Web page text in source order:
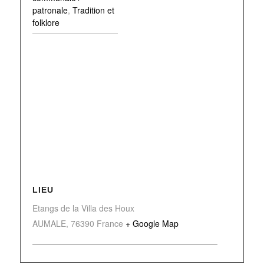
patronale, Tradition et
folklore
LIEU
Etangs de la Villa des Houx
AUMALE, 76390 France + Google Map